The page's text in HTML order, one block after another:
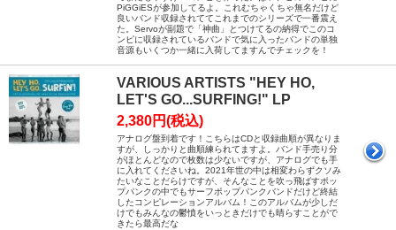
PiGGiESが参加してるよ。これむちゃくちゃ無名だけど
良いバンド収録されててこれまでのシリーズで一番震え
た。Servoが副題で「神曲」とつけてるの納得でこのコ
ンピに収録されているバンドで気に入ったバンドの単独
音源もいくつか一緒に入荷してますんでチェックを！
VARIOUS ARTISTS "HEY HO,
LET'S GO...SURFING!" LP
2,380円(税込)
アナログ盤到着です！こちらはCDと収録曲順が異なりま
すが、しっかりと曲順練られてますよ。バンド手売り分
がほとんどなので枚数は少ないですが、アナログでも手
に入れてくださいね。2021年世の中は相変わらずクソみ
たいなことだらけですが、そんなことを吹っ飛ばすポッ
プパンクの中でもサーフポップパンクバンドだけど終結
したコンピレーションアルバム！このアルバムが少しだ
けでもみんなの鬱憤をいっときだけでも晴らすことがで
きたら最高だな